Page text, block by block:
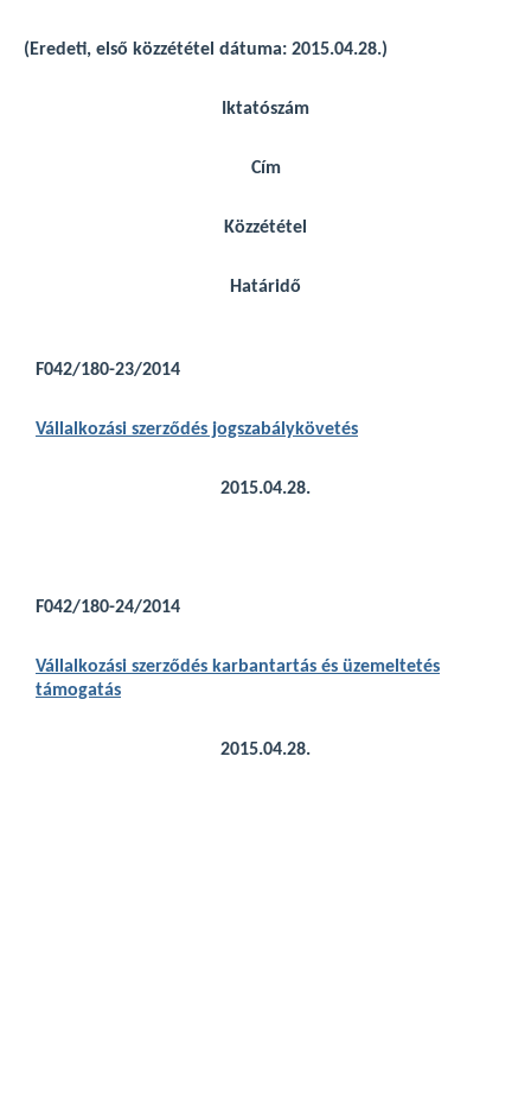
(Eredeti, első közzététel dátuma: 2015.04.28.)
Iktatószám
Cím
Közzététel
Határidő
F042/180-23/2014
Vállalkozási szerződés jogszabálykövetés
2015.04.28.
F042/180-24/2014
Vállalkozási szerződés karbantartás és üzemeltetés
támogatás
2015.04.28.